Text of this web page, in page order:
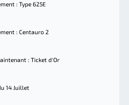
: Type 625E
: Centauro 2
: Ticket d'Or
14 Juillet